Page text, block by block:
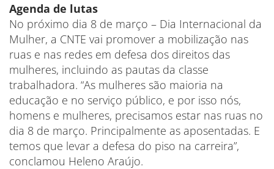
Agenda de lutas
No próximo dia 8 de março – Dia Internacional da
Mulher, a CNTE vai promover a mobilização nas
ruas e nas redes em defesa dos direitos das
mulheres, incluindo as pautas da classe
trabalhadora. “As mulheres são maioria na
educação e no serviço público, e por isso nós,
homens e mulheres, precisamos estar nas ruas no
dia 8 de março. Principalmente as aposentadas. E
temos que levar a defesa do piso na carreira”,
conclamou Heleno Araújo.